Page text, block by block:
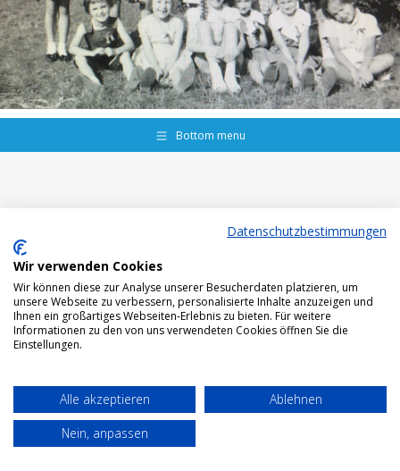
Bottom menu
Datenschutzbestimmungen
Wir verwenden Cookies
Wir können diese zur Analyse unserer Besucherdaten platzieren, um
unsere Webseite zu verbessern, personalisierte Inhalte anzuzeigen und
Ihnen ein großartiges Webseiten-Erlebnis zu bieten. Für weitere
Informationen zu den von uns verwendeten Cookies öffnen Sie die
Einstellungen.
Alle akzeptieren
Ablehnen
Nein, anpassen